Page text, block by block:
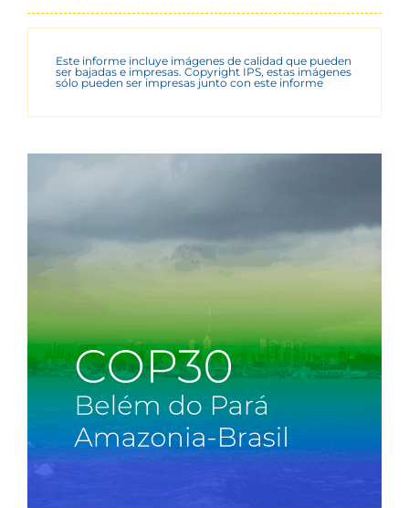
Este informe incluye imágenes de calidad que pueden
ser bajadas e impresas. Copyright IPS, estas imágenes
sólo pueden ser impresas junto con este informe